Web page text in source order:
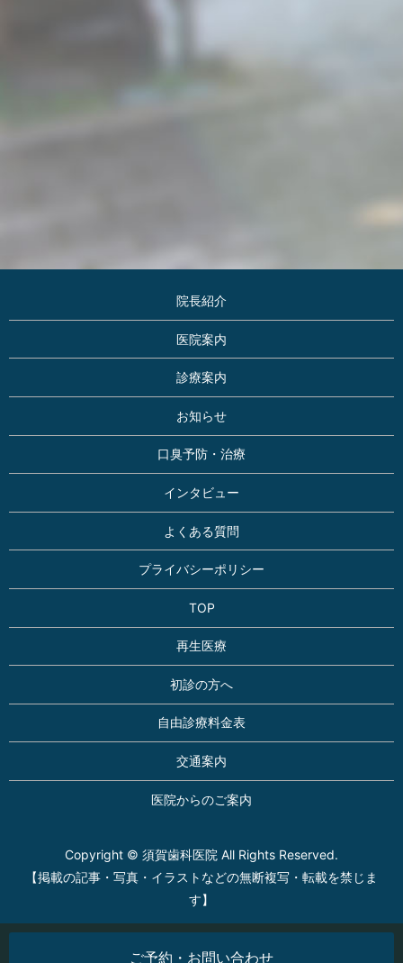
ご予約・お問い合わせ
院長紹介
医院案内
診療案内
お知らせ
口臭予防・治療
インタビュー
よくある質問
プライバシーポリシー
TOP
再生医療
初診の方へ
自由診療料金表
交通案内
医院からのご案内
Copyright © 須賀歯科医院 All Rights Reserved.
【掲載の記事・写真・イラストなどの無断複写・転載を禁じま
す】